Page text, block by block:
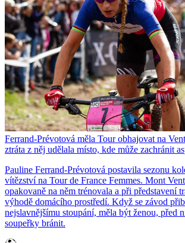
Ferrand-Prévotová měla Tour obhajovat na
ztráta z něj udělala místo, kde může zachránit
Pauline Ferrand-Prévotová postavila sezonu
vítězství na Tour de France Femmes. Mont
opakovaně na něm trénovala a při představení
výhodě domácího prostředí. Když se závod
nejslavnějšímu stoupání, měla být ženou, před
soupeřky bránit.